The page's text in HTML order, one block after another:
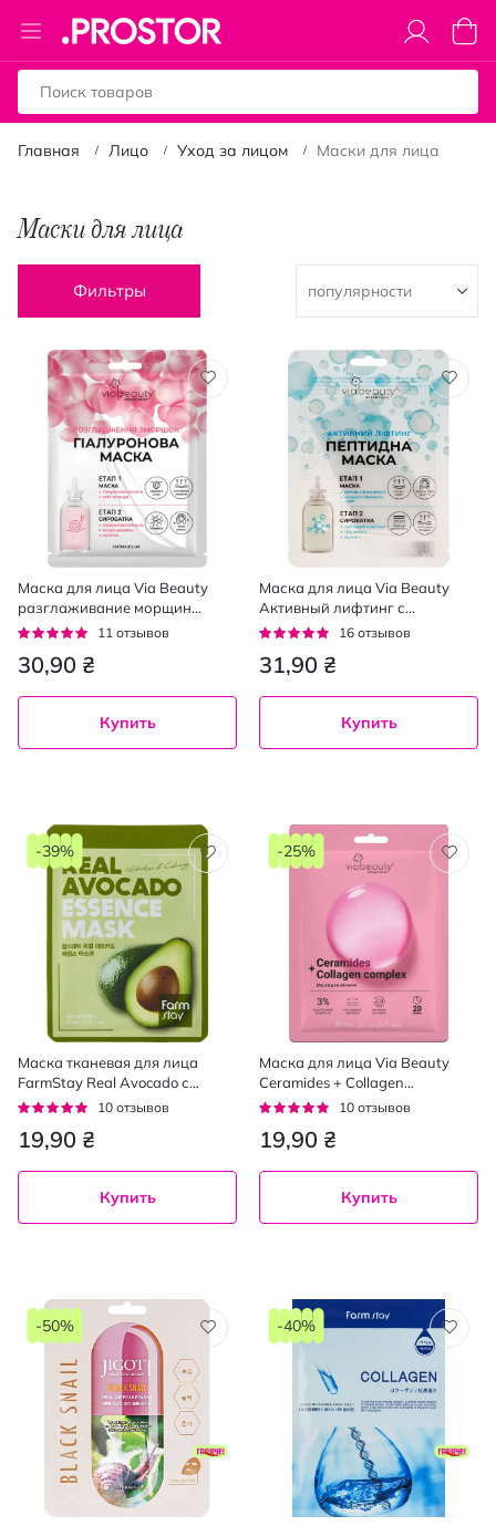
Toggle
Nav
Моя
Главная Лицо Уход за лицом Маски для лица
Маски для лица
Фильтры
Маска для лица Via Beauty
разглаживание морщин
гиалуроновая + сыворотка 30
Рейтинг:
11 отзывов
30,90 ₴
Купить
Маска для лица Via Beauty
Активный лифтинг с
минералами Мертвого моря и
Рейтинг:
16 отзывов
31,90 ₴
Купить
Маска тканевая для лица
FarmStay Real Avocado с
экстрактом авокадо 23 мл
Рейтинг:
10 отзывов
19,90 ₴
-39%
Купить
Маска для лица Via Beauty
Ceramides + Collagen
интенсивное восстановление
Рейтинг:
10 отзывов
19,90 ₴
-25%
Купить
-50% -40%